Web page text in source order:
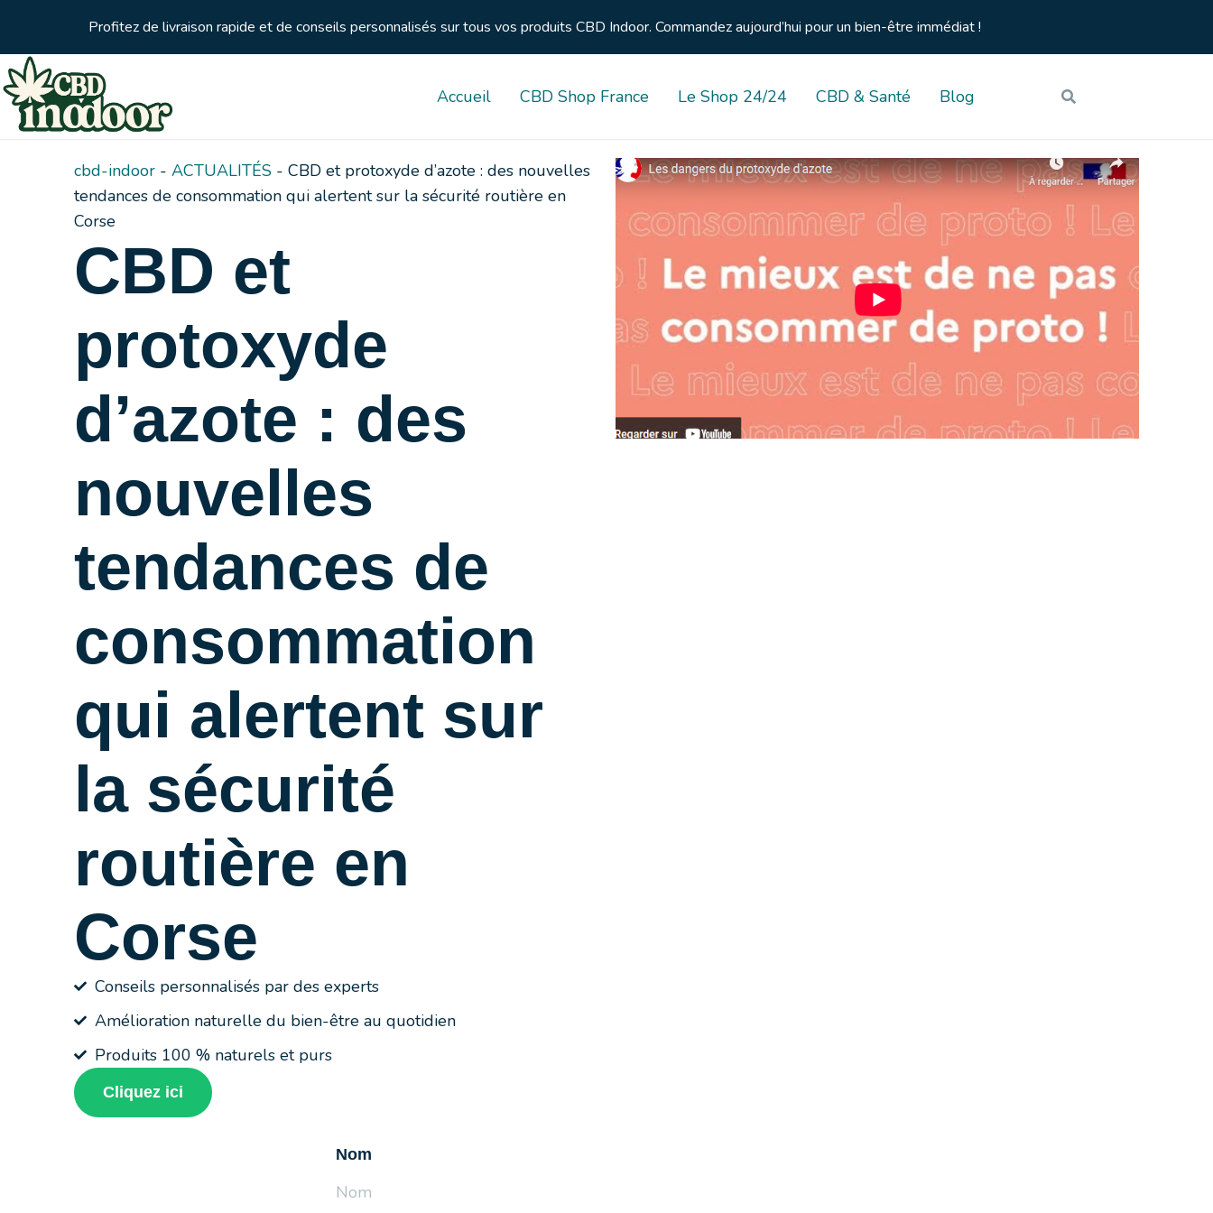
Profitez de livraison rapide et de conseils personnalisés sur tous vos produits CBD Indoor. Commandez aujourd’hui pour un bien-être immédiat !
Accueil CBD Shop France Le Shop 24/24 CBD & Santé Blog
cbd-indoor - ACTUALITÉS - CBD et protoxyde d’azote : des nouvelles
tendances de consommation qui alertent sur la sécurité routière en
Corse
CBD et
protoxyde
d’azote : des
nouvelles
tendances de
consommation
qui alertent sur
la sécurité
routière en
Corse
Conseils personnalisés par des experts
Amélioration naturelle du bien-être au quotidien
Produits 100 % naturels et purs
Cliquez ici
Nom